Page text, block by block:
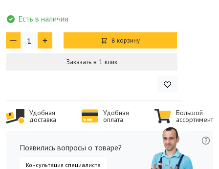
Есть в наличии
В корзину
Заказать в 1 клик
Удобная
доставка
Удобная
оплата
Большой
ассортимент
Появились вопросы о товаре?
Консультация специалиста